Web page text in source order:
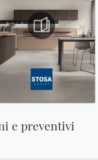
e preventivi